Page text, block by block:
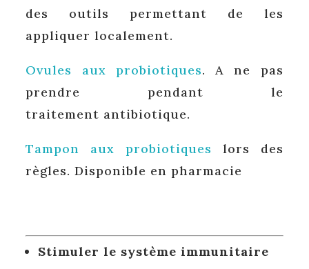
des outils permettant de les
appliquer localement.
Ovules aux probiotiques. A ne pas
prendre pendant le
traitement antibiotique.
Tampon aux probiotiques lors des
règles. Disponible en pharmacie
Stimuler le système immunitaire